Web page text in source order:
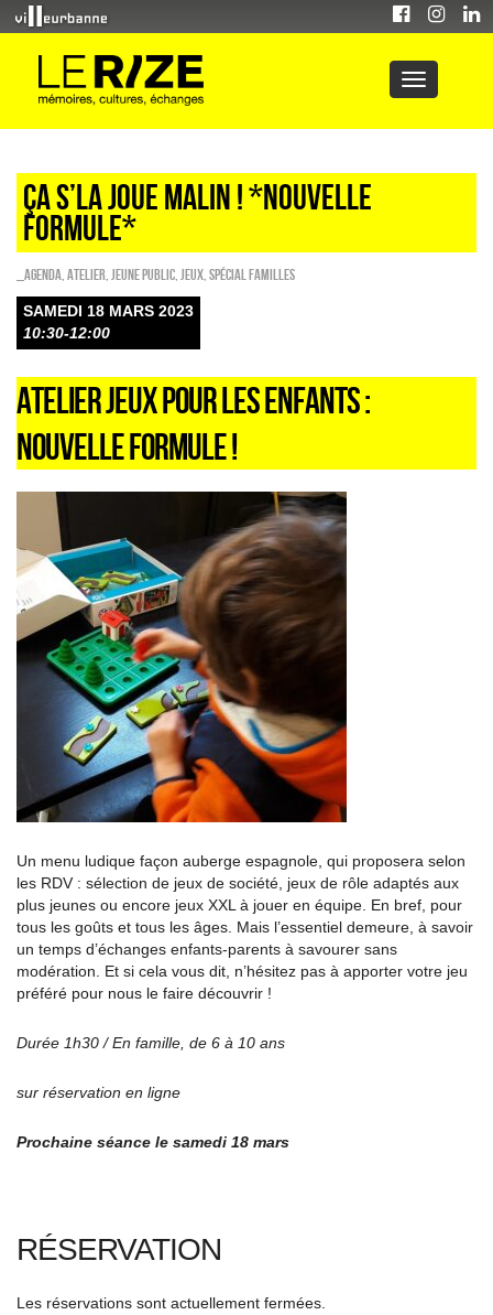
Ça s’la joue malin ! *Nouvelle
formule*
_Agenda Atelier Jeune public Jeux Spécial familles
SAMEDI 18 MARS 2023
10:30-12:00
ATELIER JEUX POUR LES ENFANTS :
NOUVELLE FORMULE !
Un menu ludique façon auberge espagnole, qui proposera selon
les RDV : sélection de jeux de société, jeux de rôle adaptés aux
plus jeunes ou encore jeux XXL à jouer en équipe. En bref, pour
tous les goûts et tous les âges. Mais l’essentiel demeure, à savoir
un temps d’échanges enfants-parents à savourer sans
modération. Et si cela vous dit, n’hésitez pas à apporter votre jeu
préféré pour nous le faire découvrir !
Durée 1h30 / En famille, de 6 à 10 ans
sur réservation en ligne
Prochaine séance le samedi 18 mars
RÉSERVATION
Les réservations sont actuellement fermées.